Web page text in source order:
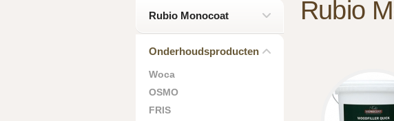
Rubio
Rubio Monocoat
Onderhoudsproducten
Woca
OSMO
FRIS